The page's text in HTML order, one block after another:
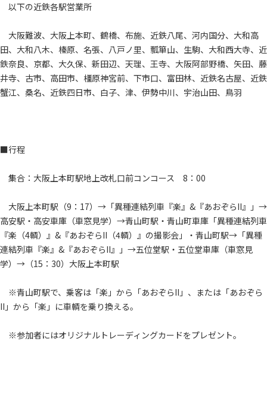
以下の近鉄各駅営業所
大阪難波、大阪上本町、鶴橋、布施、近鉄八尾、河内国分、大和高
田、大和八木、榛原、名張、八戸ノ里、瓢箪山、生駒、大和西大寺、近
鉄奈良、京都、大久保、新田辺、天理、王寺、大阪阿部野橋、矢田、藤
井寺、古市、高田市、橿原神宮前、下市口、富田林、近鉄名古屋、近鉄
蟹江、桑名、近鉄四日市、白子、津、伊勢中川、宇治山田、鳥羽
■行程
集合：大阪上本町駅地上改札口前コンコース 8：00
大阪上本町駅（9：17）→「異種連結列車『楽』&『あおぞらII』」→
高安駅・高安車庫（車窓見学）→青山町駅・青山町車庫「異種連結列車
『楽（4輌）』&『あおぞらII（4輌）』の撮影会」・青山町駅→「異種
連結列車『楽』&『あおぞらII』」→五位堂駅・五位堂車庫（車窓見
学）→（15：30）大阪上本町駅
※青山町駅で、乗客は「楽」から「あおぞらII」、または「あおぞら
II」から「楽」に車輌を乗り換える。
※参加者にはオリジナルトレーディングカードをプレゼント。